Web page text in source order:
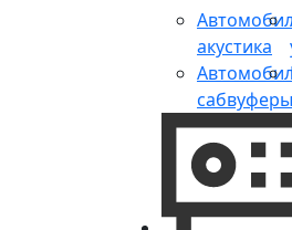
акустика
сабвуферы